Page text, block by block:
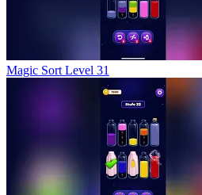
Magic Sort Level 31